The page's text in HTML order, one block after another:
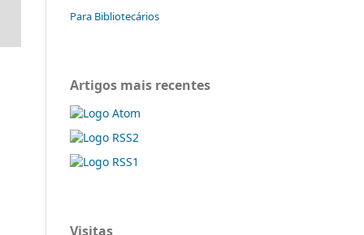
Para Bibliotecários
Artigos mais recentes
Visitas